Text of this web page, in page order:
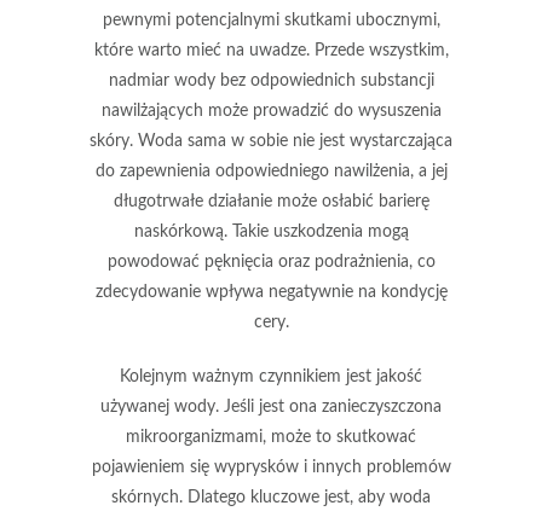
pewnymi potencjalnymi skutkami ubocznymi,
które warto mieć na uwadze. Przede wszystkim,
nadmiar wody bez odpowiednich substancji
nawilżających może prowadzić do wysuszenia
skóry. Woda sama w sobie nie jest wystarczająca
do zapewnienia odpowiedniego nawilżenia, a jej
długotrwałe działanie może osłabić barierę
naskórkową.
Takie uszkodzenia mogą
powodować pęknięcia oraz podrażnienia,co
zdecydowanie wpływa negatywnie na kondycję
cery.
Kolejnym ważnym czynnikiem jest jakość
używanej wody. Jeśli jest ona zanieczyszczona
mikroorganizmami, może to skutkować
pojawieniem się wyprysków i innych problemów
skórnych. Dlatego kluczowe jest, aby woda